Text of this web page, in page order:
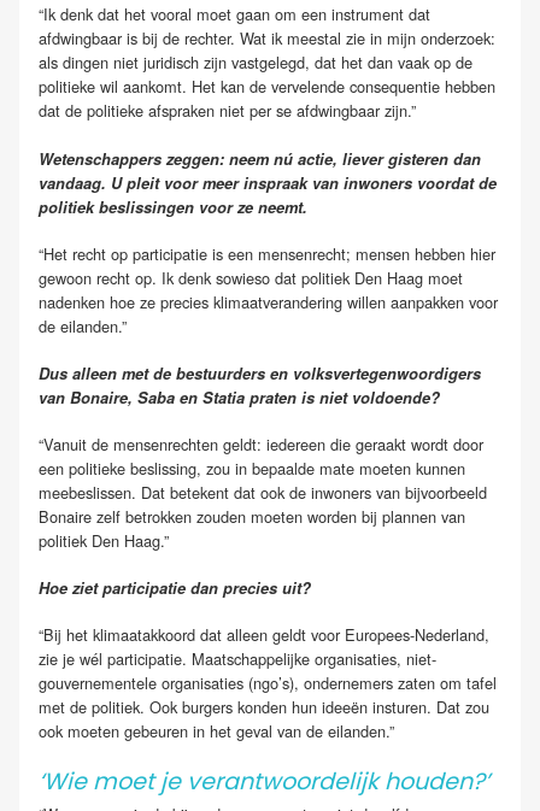
“Ik denk dat het vooral moet gaan om een instrument dat
afdwingbaar is bij de rechter. Wat ik meestal zie in mijn onderzoek:
als dingen niet juridisch zijn vastgelegd, dat het dan vaak op de
politieke wil aankomt. Het kan de vervelende consequentie hebben
dat de politieke afspraken niet per se afdwingbaar zijn.”
Wetenschappers zeggen: neem nú actie, liever gisteren dan
vandaag. U pleit voor meer inspraak van inwoners voordat de
politiek beslissingen voor ze neemt.
“Het recht op participatie is een mensenrecht; mensen hebben hier
gewoon recht op. Ik denk sowieso dat politiek Den Haag moet
nadenken hoe ze precies klimaatverandering willen aanpakken voor
de eilanden.”
Dus alleen met de bestuurders en volksvertegenwoordigers
van Bonaire, Saba en Statia praten is niet voldoende?
“Vanuit de mensenrechten geldt: iedereen die geraakt wordt door
een politieke beslissing, zou in bepaalde mate moeten kunnen
meebeslissen. Dat betekent dat ook de inwoners van bijvoorbeeld
Bonaire zelf betrokken zouden moeten worden bij plannen van
politiek Den Haag.”
Hoe ziet participatie dan precies uit?
“Bij het klimaatakkoord dat alleen geldt voor Europees-Nederland,
zie je wél participatie. Maatschappelijke organisaties, niet-
gouvernementele organisaties (ngo’s), ondernemers zaten om tafel
met de politiek. Ook burgers konden hun ideeën insturen. Dat zou
ook moeten gebeuren in het geval van de eilanden.”
‘Wie moet je verantwoordelijk houden?’